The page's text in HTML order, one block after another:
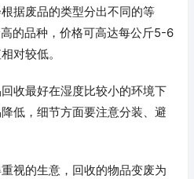
据废品的类型分出不同的等
的品种，价格可高达每公斤5-6
对较低。
收最好在湿度比较小的环境下
低，细节方面要注意分装、避
视的生意，回收的物品变废为